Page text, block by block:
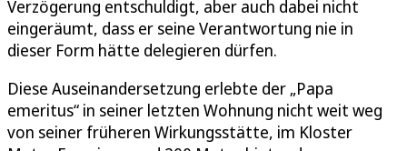
Verzögerung entschuldigt, aber auch dabei nicht
eingeräumt, dass er seine Verantwortung nie in
dieser Form hätte delegieren dürfen.
Diese Auseinandersetzung erlebte der „Papa
emeritus“ in seiner letzten Wohnung nicht weit weg
von seiner früheren Wirkungsstätte, im Kloster